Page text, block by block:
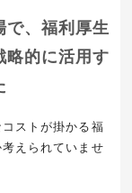
で、福利厚生
略的に活用す
ストが掛かる福
えられていませ